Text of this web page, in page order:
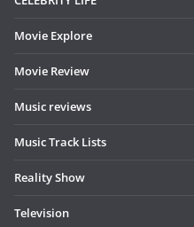
Movie Explore
Movie Review
Music reviews
Music Track Lists
Reality Show
Television